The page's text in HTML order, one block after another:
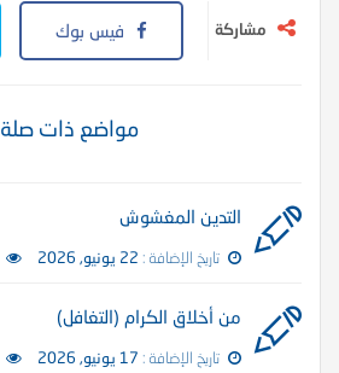
مشاركة فيس بوك
مواضع ذات صلة
التدين المغشوش
تاريخ الإضافة : 22 يونيو, 2026
من أخلاق الكرام (التغافل)
تاريخ الإضافة : 17 يونيو, 2026